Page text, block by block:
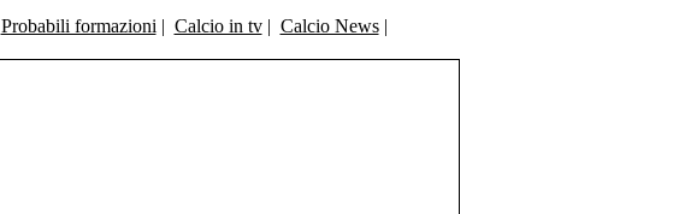
Probabili formazioni | Calcio in tv| Calcio News|